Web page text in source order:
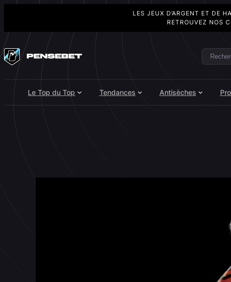
LES JEUX D’ARGENT ET DE
RETROUVEZ NOS
au
contenu
Le Top du Top Tendances Antisèches